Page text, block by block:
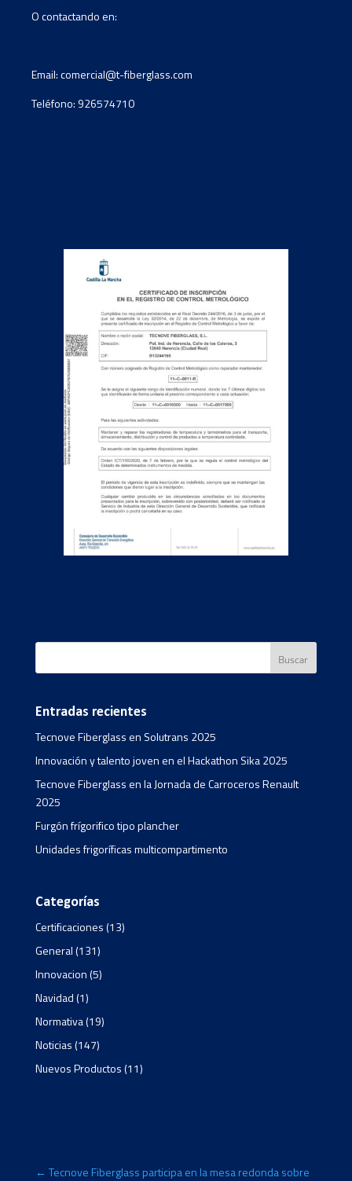
O contactando en:
Email: comercial@t-fiberglass.com
Teléfono: 926574710
Entradas recientes
Tecnove Fiberglass en Solutrans 2025
Innovación y talento joven en el Hackathon Sika 2025
Tecnove Fiberglass en la Jornada de Carroceros Renault
2025
Furgón frígorifico tipo plancher
Unidades frigoríficas multicompartimento
Categorías
Certificaciones(13)
General(131)
Innovacion(5)
Navidad(1)
Normativa(19)
Noticias(147)
Nuevos Productos(11)
← Tecnove Fiberglass participa en la mesa redonda sobre